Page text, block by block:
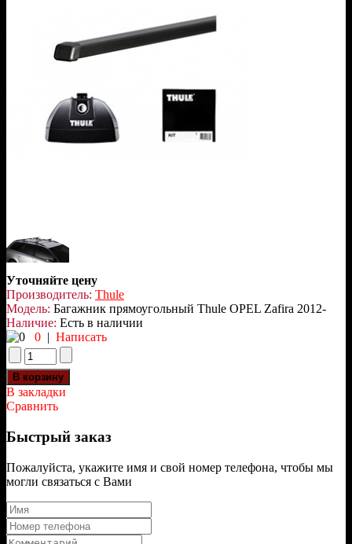
Уточняйте цену
Производитель: Thule
Модель: Багажник прямоугольный Thule OPEL Zafira 2012-
Наличие: Есть в наличии
0 | Написать
В закладки
Сравнить
Быстрый заказ
Пожалуйста, укажите имя и свой номер телефона, чтобы мы
могли связаться с Вами